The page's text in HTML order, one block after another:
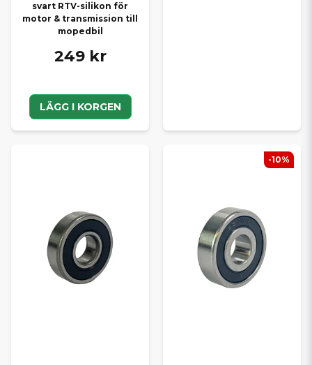
svart RTV-silikon för
motor & transmission till
mopedbil
249 kr
LÄGG I KORGEN
-10%